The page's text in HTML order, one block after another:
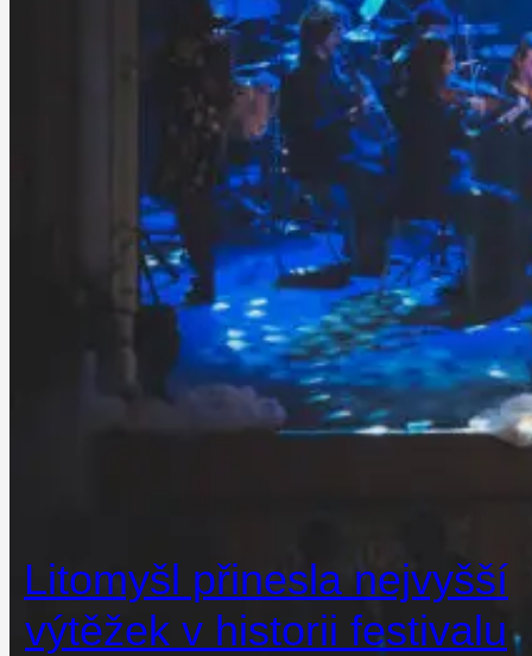
Litomyšl přinesla nejvyšší
výtěžek v historii festivalu